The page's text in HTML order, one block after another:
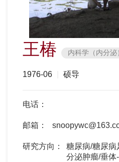
王椿 内科学（内分泌
1976-06 硕导
电话：
邮箱：
研究方向：
糖尿病/糖尿病
分泌肿瘤/垂体